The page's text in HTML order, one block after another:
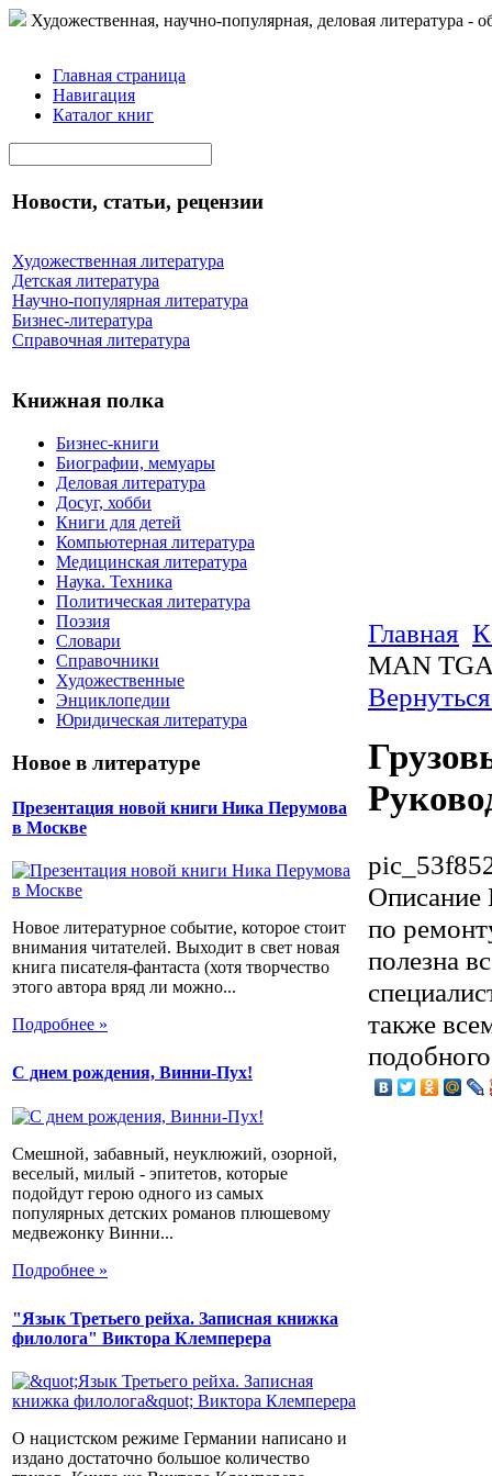
Художественная, научно-популярная, деловая литература -
Главная страница
Навигация
Каталог книг
Новости, статьи, рецензии
Художественная литература
Детская литература
Научно-популярная литература
Бизнес-литература
Справочная литература
Книжная полка
Бизнес-книги
Биографии, мемуары
Деловая литература
Досуг, хобби
Книги для детей
Компьютерная литература
Медицинская литература
Наука. Техника
Политическая литература
Поэзия
Словари
Справочники
Художественные
Энциклопедии
Юридическая литература
Новое в литературе
Презентация новой книги Ника Перумова
в Москве
Новое литературное событие, которое стоит
внимания читателей. Выходит в свет новая
книга писателя-фантаста (хотя творчество
этого автора вряд ли можно...
Подробнее »
С днем рождения, Винни-Пух!
Смешной, забавный, неуклюжий, озорной,
веселый, милый - эпитетов, которые
подойдут герою одного из самых
популярных детских романов плюшевому
медвежонку Винни...
Подробнее »
"Язык Третьего рейха. Записная книжка
филолога" Виктора Клемперера
О нацистском режиме Германии написано и
издано достаточно большое количество
Главная
MAN
Описание
по
полезна
также